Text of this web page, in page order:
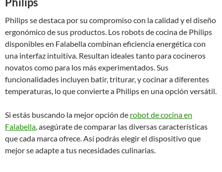
Philips se destaca por su compromiso con la calidad y el diseño
ergonómico de sus productos. Los robots de cocina de Philips
disponibles en Falabella combinan eficiencia energética con
una interfaz intuitiva. Resultan ideales tanto para cocineros
novatos como para los más experimentados. Sus
funcionalidades incluyen batir, triturar, y cocinar a diferentes
temperaturas, lo que convierte a Philips en una opción versátil.
Si estás buscando la mejor opción de robot de cocina en
Falabella, asegúrate de comparar las diversas características
que cada marca ofrece. Así podrás elegir el dispositivo que
mejor se adapte a tus necesidades culinarias.